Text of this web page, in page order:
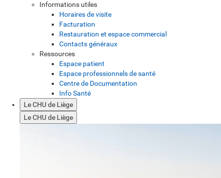
Informations utiles
Horaires de visite
Facturation
Restauration et espace commercial
Contacts généraux
Ressources
Espace patient
Espace professionnels de santé
Centre de Documentation
Info Santé
Le CHU de Liège
Le CHU de Liège